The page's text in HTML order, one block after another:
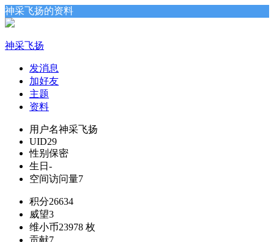
神采飞扬的资料
神采飞扬
发消息
加好友
主题
资料
用户名神采飞扬
UID29
性别 保密
生日 -
空间访问量7
积分26634
威望3
维小币23978 枚
贡献7